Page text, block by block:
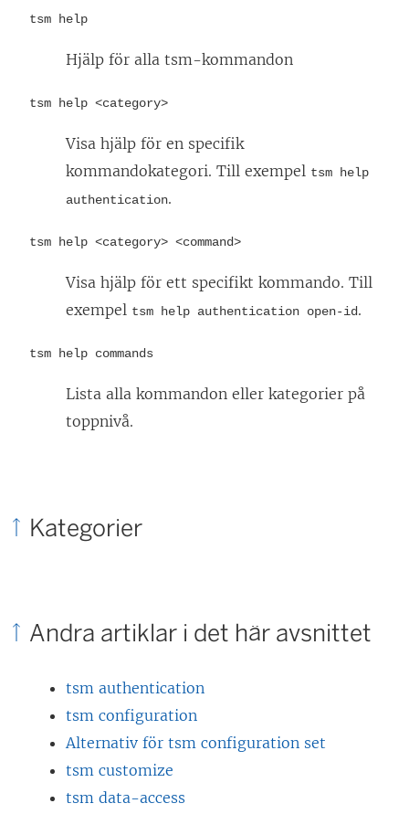
tsm help
Hjälp för alla tsm-kommandon
tsm help <category>
Visa hjälp för en specifik
kommandokategori. Till exempel tsm help
authentication.
tsm help <category> <command>
Visa hjälp för ett specifikt kommando. Till
exempel tsm help authentication open-id.
tsm help commands
Lista alla kommandon eller kategorier på
toppnivå.
Kategorier
Andra artiklar i det här avsnittet
tsm authentication
tsm configuration
Alternativ för tsm configuration set
tsm customize
tsm data-access